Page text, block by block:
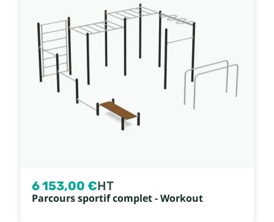
6 153,00 €HT
Parcours sportif complet - Workout